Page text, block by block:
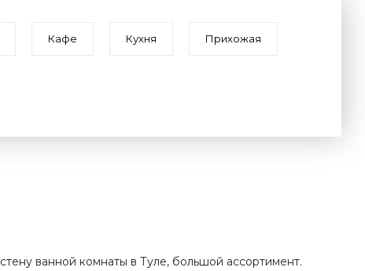
Кафе Кухня Прихожая
ванной комнаты в Туле, большой ассортимент.